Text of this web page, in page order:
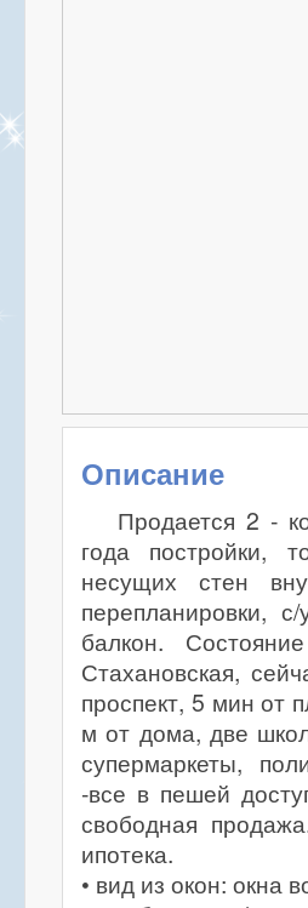
Описание
Продается 2 -
года постройки,
несущих стен
перепланировки,
балкон.
Стахановская,
проспект, 5 мин от
м от дома, две
супермаркеты,
-все в пешей
свободная
ипотека.
• вид из окон: окна